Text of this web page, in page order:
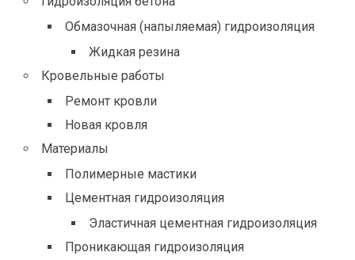
Обмазочная (напыляемая) гидроизоляция
Жидкая резина
Кровельные работы
Ремонт кровли
Новая кровля
Материалы
Полимерные мастики
Цементная гидроизоляция
Эластичная цементная гидроизоляция
Проникающая гидроизоляция